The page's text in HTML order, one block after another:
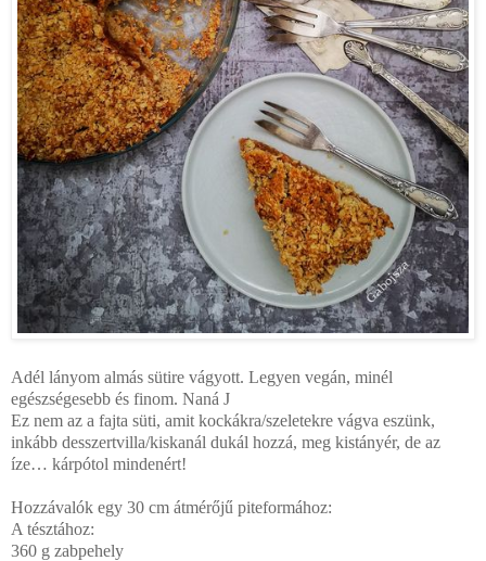
Adél lányom almás sütire vágyott. Legyen vegán, minél
egészségesebb és finom. Naná J
Ez nem az a fajta süti, amit kockákra/szeletekre vágva eszünk,
inkább desszertvilla/kiskanál dukál hozzá, meg kistányér, de az
íze… kárpótol mindenért!
Hozzávalók egy 30 cm átmérőjű piteformához:
A tésztához:
360 g zabpehely